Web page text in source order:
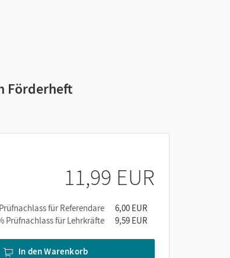
Förderheft
11,99 EUR
für Referendare
6,00 EUR
Prüfnachlass für Lehrkräfte
9,59 EUR
In den Warenkorb